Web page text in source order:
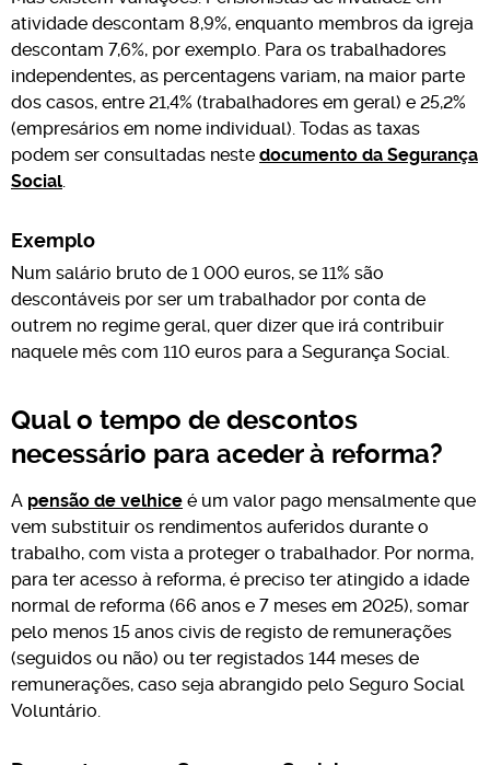
atividade descontam 8,9%, enquanto membros da igreja
descontam 7,6%, por exemplo. Para os trabalhadores
independentes, as percentagens variam, na maior parte
dos casos, entre 21,4% (trabalhadores em geral) e 25,2%
(empresários em nome individual). Todas as taxas
podem ser consultadas neste documento da Segurança
Social
Exemplo
Num salário bruto de 1 000 euros, se 11% são
descontáveis por ser um trabalhador por conta de
outrem no regime geral, quer dizer que irá contribuir
naquele mês com 110 euros para a Segurança Social.
Qual o tempo de descontos
necessário para aceder à reforma?
A pensão de velhice é um valor pago mensalmente que
vem substituir os rendimentos auferidos durante o
trabalho, com vista a proteger o trabalhador. Por norma,
para ter acesso à reforma, é preciso ter atingido a idade
normal de reforma (66 anos e 7 meses em 2025), somar
pelo menos 15 anos civis de registo de remunerações
(seguidos ou não) ou ter registados 144 meses de
remunerações, caso seja abrangido pelo Seguro Social
Voluntário.